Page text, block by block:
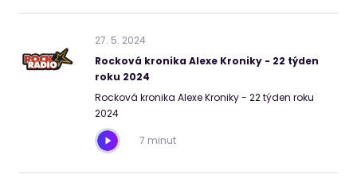
27. 5. 2024
Rocková kronika Alexe Kroniky - 22 týden
roku 2024
Rocková kronika Alexe Kroniky - 22 týden roku
2024
7 minut